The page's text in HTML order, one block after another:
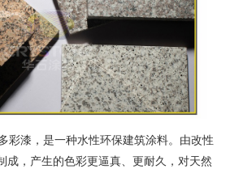
漆，是一种水性环保建筑涂料。由改性
成，产生的色彩更逼真、更耐久，对天然